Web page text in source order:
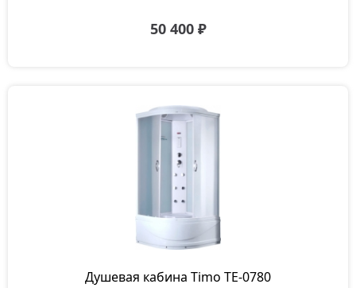
50 400 ₽
Душевая кабина Timo TE-0780